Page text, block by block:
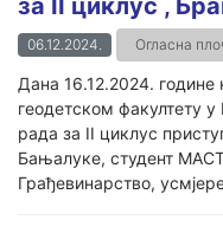
за II циклус ,
06.12.2024. Огласна
Дана 16.12.2024. године
геодетском факултету
рада за II циклус
Бањалуке, студент
Грађевинарство,